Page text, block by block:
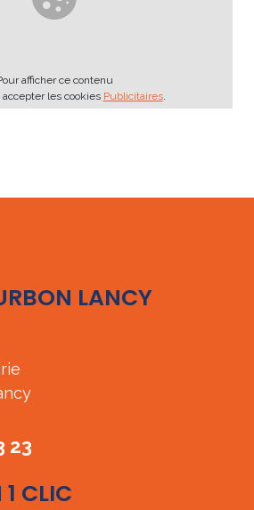
afficher ce contenu
les cookies Publicitaires.
LANCY
23
1 CLIC